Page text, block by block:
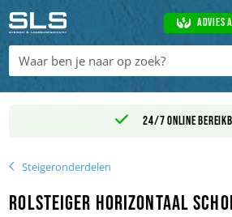
Advies
24/7 online
Steigeronderdelen
Rolsteiger horizontaal